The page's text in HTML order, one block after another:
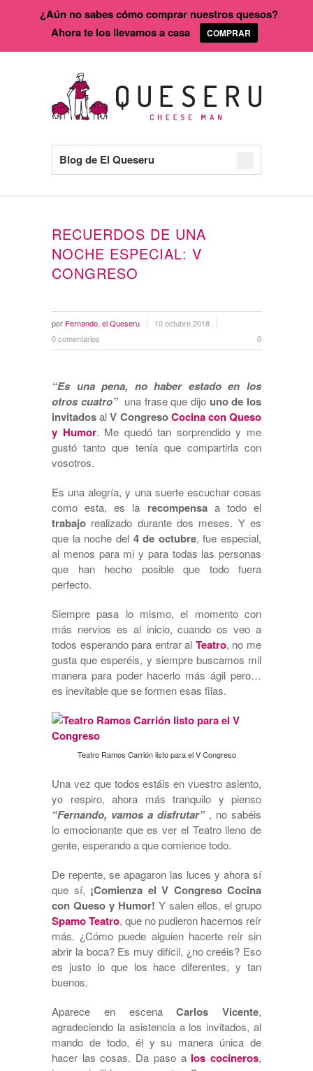
Blog de El Queseru
RECUERDOS DE UNA
NOCHE ESPECIAL: V
CONGRESO
por Fernando, el Queseru
10 octubre 2018
0 comentarios
0
“Es una pena, no haber estado en los
otros cuatro” una frase que dijo uno de los
invitadosalV CongresoCocina con Queso
y Humor. Me quedó tan sorprendido y me
gustó tanto que tenía que compartirla con
vosotros.
Es una alegría, y una suerte escuchar cosas
como esta, es la recompensaa todo el
trabajo realizado durante dos meses. Y es
que la noche del 4 de octubre, fue especial,
al menos para mi y para todas las personas
que han hecho posible que todo fuera
perfecto.
Siempre pasa lo mismo, el momento con
más nervios es al inicio, cuando os veo a
todos esperando para entrar al Teatro, no me
gusta que esperéis, y siempre buscamos mil
manera para poder hacerlo más ágil pero…
es inevitable que se formen esas filas.
Teatro Ramos Carrión listo para el V Congreso
Una vez que todos estáis en vuestro asiento,
yo respiro, ahora más tranquilo y pienso
“Fernando, vamos a disfrutar”, no sabéis
lo emocionante que es ver el Teatro lleno de
gente, esperando a que comience todo.
De repente, se apagaron las luces y ahora sí
que sí, ¡Comienza el V Congreso Cocina
con Queso y Humor! Y salen ellos, el grupo
Spamo Teatro, que no pudieron hacernos reír
más. ¿Cómo puede alguien hacerte reír sin
abrir la boca? Es muy difícil, ¿no creéis? Eso
es justo lo que los hace diferentes, y tan
buenos.
Aparece en escenaCarlos Vicente,
agradeciendo la asistencia a los invitados, al
mando de todo, él y su manera única de
hacer las cosas. Da paso a los cocineros,
¿Aún no sabes cómo comprar nuestros quesos?
Ahora te los llevamos a casa
COMPRAR